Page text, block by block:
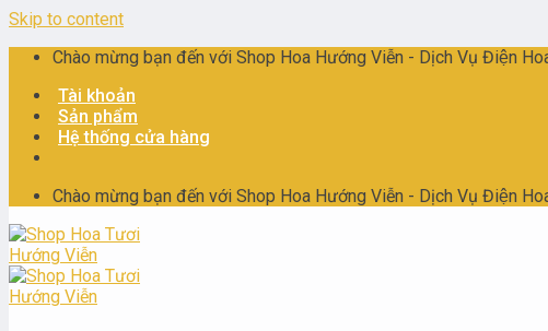
Skip to content
Chào mừng bạn đến với Shop Hoa Hướng Viễn - Dịch Vụ Điện
Tài khoản
Sản phẩm
Hệ thống cửa hàng
Chào mừng bạn đến với Shop Hoa Hướng Viễn - Dịch Vụ Điện